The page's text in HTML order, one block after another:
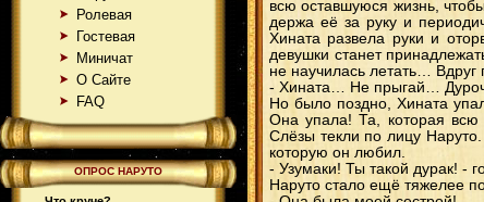
Ролевая
Гостевая
Миничат
О Сайте
FAQ
ОПРОС НАРУТО
всю оставшуюся жизнь,
держа её за руку и
Хината развела руки и
девушки станет
не научилась летать…
- Хината… Не прыгай…
Но было поздно, Хината
Она упала! Та, которая
Слёзы текли по лицу
которую он любил.
- Узумаки! Ты такой дурак! -
Наруто стало ещё тяжелее